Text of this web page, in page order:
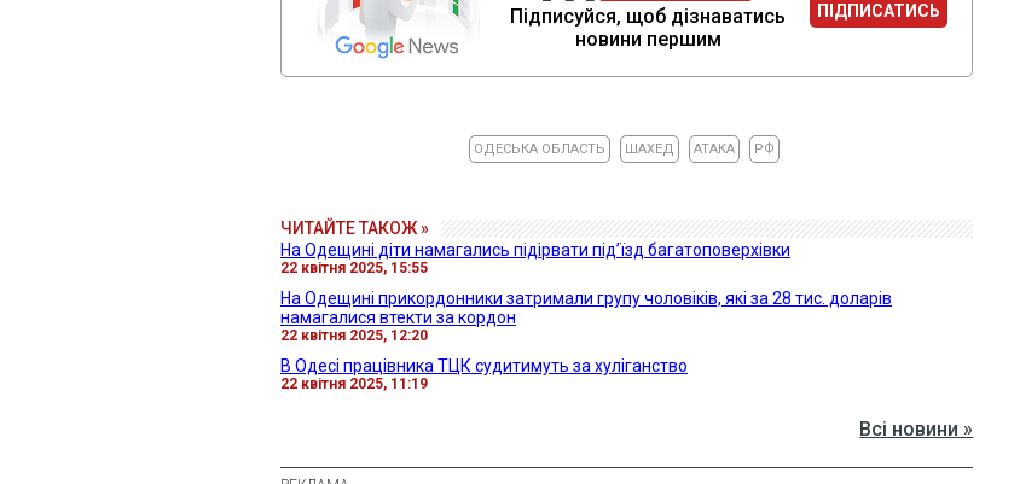
Підписуйся, щоб дізнаватись
новини першим
ПІДПИСАТИСЬ
ОДЕСЬКА ОБЛАСТЬ ШАХЕД АТАКА РФ
ЧИТАЙТЕ ТАКОЖ »
На Одещині діти намагались підірвати під’їзд багатоповерхівки
22 квітня 2025, 15:55
На Одещині прикордонники затримали групу чоловіків, які за 28 тис. доларів
намагалися втекти за кордон
22 квітня 2025, 12:20
В Одесі працівника ТЦК судитимуть за хуліганство
22 квітня 2025, 11:19
Всі новини »